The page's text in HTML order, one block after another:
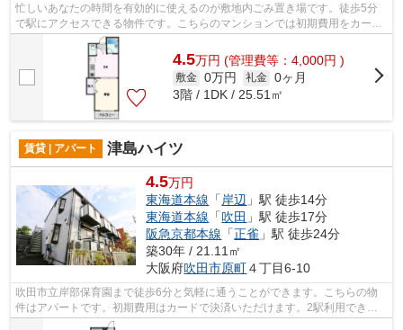
忙しいあなたの時間を有効的に使えるのが敷地内ごみ置き場です。徒歩5分
で駅にアクセスできる物件です。こちらのマンションでは初期費用をカード
でお支払いいただけます。高い信頼性が...
4.5万円 (管理費等：4,000円 )
敷金 0万円 礼金 0ヶ月
3階 / 1DK / 25.51㎡
賃貸 | アパート 津島ハイツ
4.5万円
東海道本線 「岸辺 」駅 徒歩14分
東海道本線 「吹田 」駅 徒歩17分
阪急京都本線 「正雀 」駅 徒歩24分
築30年 / 21.11㎡
大阪府吹田市原町４丁目6-10
吹田市立岸部保育園まで徒歩6分と気軽に通うことができます。こちらの物
件はアパートです。初期費用はカードで決済いただけます。2駅利用できる
場所にあり、行き先に合わせて使い分け...